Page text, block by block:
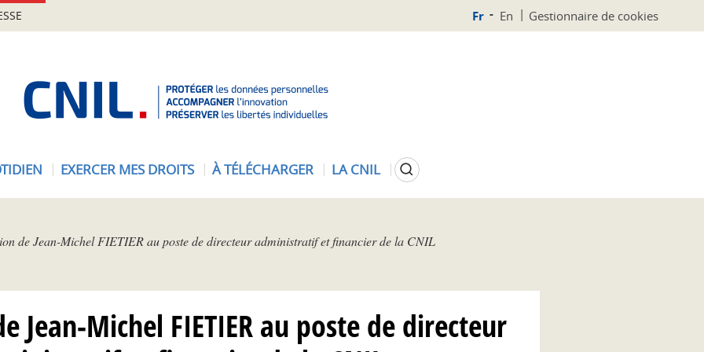
Fr En Gestionnaire de cookies
N
EXERCER MES DROITS À TÉLÉCHARGER LA CNIL Rechercher
de Jean-Michel FIETIER au poste de directeur administratif et financier de la CNIL
Jean-Michel FIETIER au poste de directeur